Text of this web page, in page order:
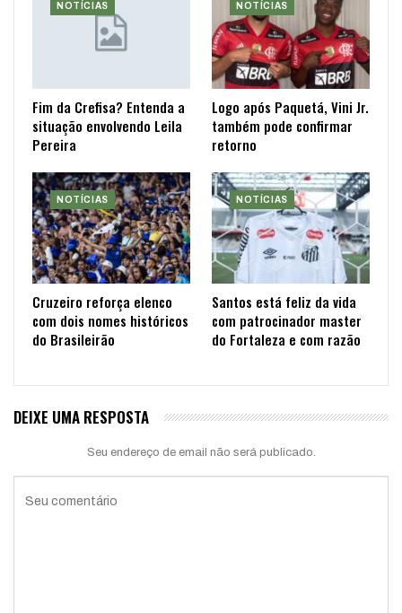
NOTÍCIAS
Fim da Crefisa? Entenda a
situação envolvendo Leila
Pereira
NOTÍCIAS
Logo após Paquetá, Vini Jr.
também pode confirmar
retorno
NOTÍCIAS
Cruzeiro reforça elenco
com dois nomes históricos
do Brasileirão
NOTÍCIAS
Santos está feliz da vida
com patrocinador master
do Fortaleza e com razão
DEIXE UMA RESPOSTA
Seu endereço de email não será publicado.